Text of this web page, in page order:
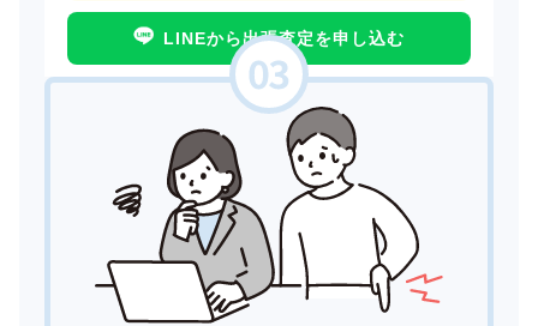
LINEから出張査定を申し込む